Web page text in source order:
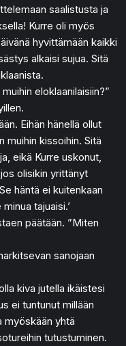
saalistusta ja
Kurre oli myös
hyvittämään kaikki
alkaisi sujua. Sitä
eloklaanilaisiin?”
Eihän hänellä ollut
muihin kissoihin. Sitä
eikä Kurre uskonut,
olisikin yrittänyt
häntä ei kuitenkaan
tajuaisi.’
päätään. ”Miten
sanojaan
kiva jutella ikäistesi
ei tuntunut millään
myöskään yhtä
tutustuminen.